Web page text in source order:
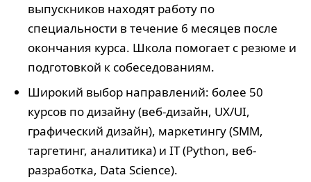
выпускников находят работу по
специальности в течение 6 месяцев после
окончания курса. Школа помогает с резюме и
подготовкой к собеседованиям.
Широкий выбор направлений: более 50
курсов по дизайну (веб-дизайн, UX/UI,
графический дизайн), маркетингу (SMM,
таргетинг, аналитика) и IT (Python, веб-
разработка, Data Science).